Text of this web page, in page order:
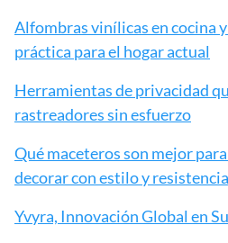
Alfombras vinílicas en cocina
práctica para el hogar actual
Herramientas de privacidad
rastreadores sin esfuerzo
Qué maceteros son mejor
decorar con estilo y resistencia
Yvyra, Innovación Global en